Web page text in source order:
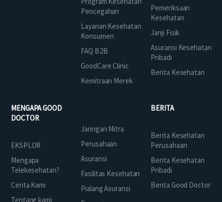
Pencegahan
Layanan Kesehatan
Konsumen
FAQ B2B
GoodCare Clinic
Kemitraan Merek
Pemeriksaan
Kesehatan
Janji Fisik
Asuransi Kesehatan
Pribadi
Berita Kesehatan
MENGAPA GOOD
DOCTOR
EKSPLOR
Mengapa
Telekesehatan?
Cerita Kami
Tentang kami
Jaringan Mitra
Perusahaan
Asuransi
Fasilitas Kesehatan
Pialang Asuransi
BERITA
Berita Kesehatan
Perusahaan
Berita Kesehatan
Pribadi
Berita Good Doctor